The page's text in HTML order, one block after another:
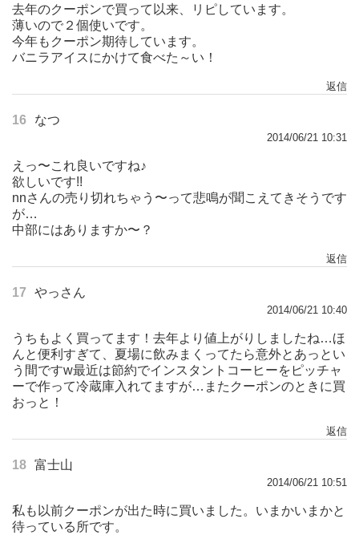
去年のクーポンで買って以来、リピしています。
薄いので２個使いです。
今年もクーポン期待しています。
バニラアイスにかけて食べた～い！
返信
16 なつ
2014/06/21 10:31
えっ〜これ良いですね♪
欲しいです!!
nnさんの売り切れちゃう〜って悲鳴が聞こえてきそうです
が…
中部にはありますか〜？
返信
17 やっさん
2014/06/21 10:40
うちもよく買ってます！去年より値上がりしましたね…ほ
んと便利すぎて、夏場に飲みまくってたら意外とあっとい
う間ですw最近は節約でインスタントコーヒーをピッチャ
ーで作って冷蔵庫入れてますが…またクーポンのときに買
おっと！
返信
18 富士山
2014/06/21 10:51
私も以前クーポンが出た時に買いました。いまかいまかと
待っている所です。